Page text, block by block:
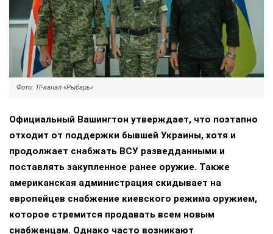
Фото: ТГ-канал «Рыбарь»
Официальный Вашингтон утверждает, что поэтапно
отходит от поддержки бывшей Украины, хотя и
продолжает снабжать ВСУ разведданными и
поставлять закупленное ранее оружие. Также
американская администрация скидывает на
европейцев снабжение киевского режима оружием,
которое стремится продавать всем новым
снабженцам. Однако часто возникают